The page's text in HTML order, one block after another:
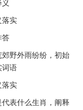
落实
答
野外雨纷纷，初始
词语
落实
表什么生肖，阐释